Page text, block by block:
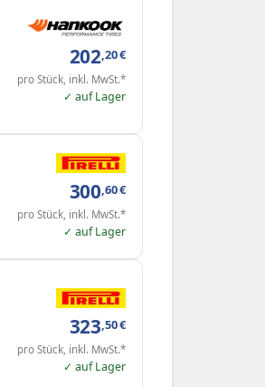
202,20€
pro Stück, inkl. MwSt.*
✓ auf Lager
300,60€
pro Stück, inkl. MwSt.*
✓ auf Lager
323,50€
pro Stück, inkl. MwSt.*
✓ auf Lager